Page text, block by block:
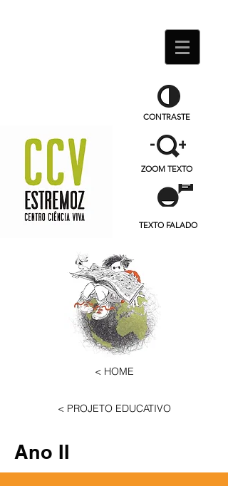
CONTRASTE
ZOOM TEXTO
TEXTO FALADO
< HOME
< PROJETO EDUCATIVO
Ano II